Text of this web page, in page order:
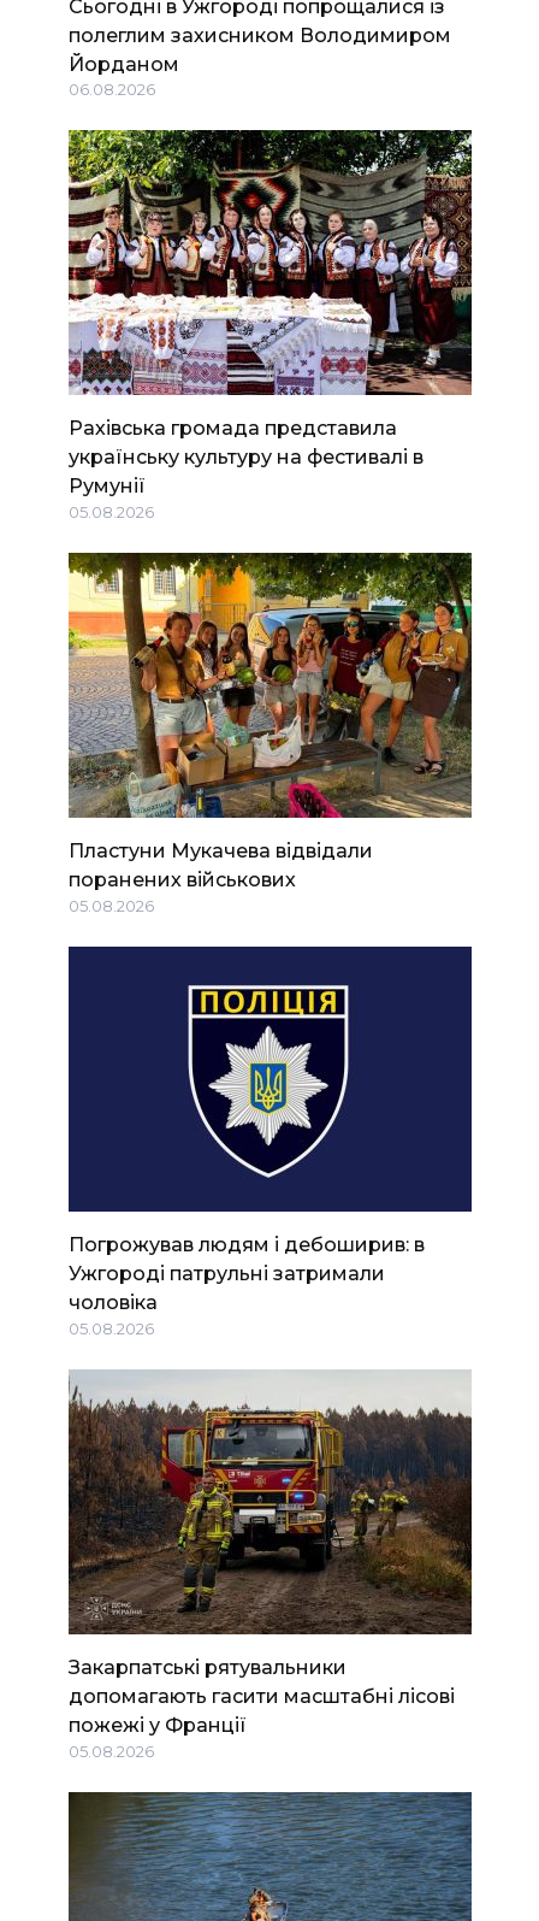
Сьогодні в Ужгороді попрощалися із
полеглим захисником Володимиром
Йорданом
06.08.2026
Рахівська громада представила
українську культуру на фестивалі в
Румунії
05.08.2026
Пластуни Мукачева відвідали
поранених військових
05.08.2026
Погрожував людям і дебоширив: в
Ужгороді патрульні затримали
чоловіка
05.08.2026
Закарпатські рятувальники
допомагають гасити масштабні лісові
пожежі у Франції
05.08.2026